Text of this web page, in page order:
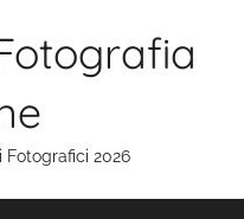
Fotografici 2026